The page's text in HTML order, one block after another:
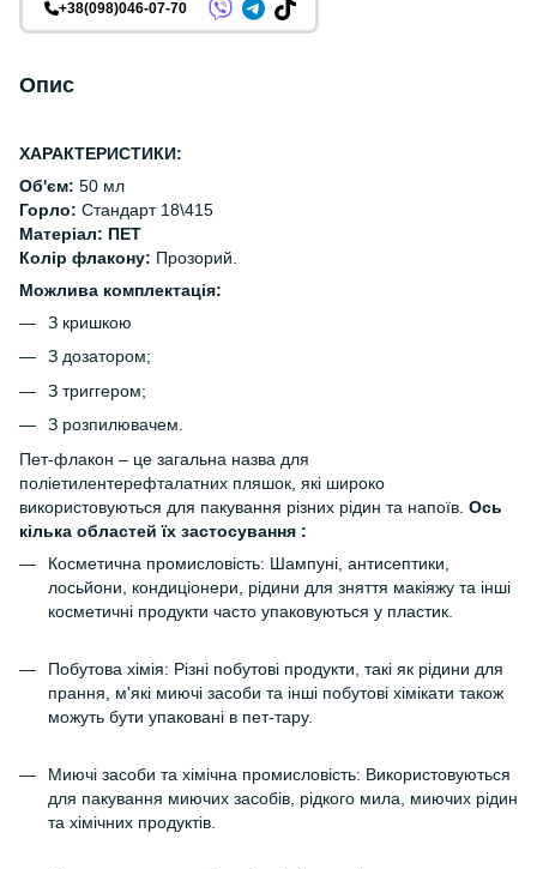
+38(098)046-07-70
Опис
ХАРАКТЕРИСТИКИ:
Об'єм: 50 мл
Горло: Стандарт 18\415
Матеріал: ПЕТ
Колір флакону: Прозорий.
Можлива комплектація:
З кришкою
З дозатором;
З триггером;
З розпилювачем.
Пет-флакон – це загальна назва для
поліетилентерефталатних пляшок, які широко
використовуються для пакування різних рідин та напоїв. Ось
кілька областей їх застосування :
Косметична промисловість: Шампуні, антисептики,
лосьйони, кондиціонери, рідини для зняття макіяжу та інші
косметичні продукти часто упаковуються у пластик.
Побутова хімія: Різні побутові продукти, такі як рідини для
прання, м'які миючі засоби та інші побутові хімікати також
можуть бути упаковані в пет-тару.
Миючі засоби та хімічна промисловість: Використовуються
для пакування миючих засобів, рідкого мила, миючих рідин
та хімічних продуктів.